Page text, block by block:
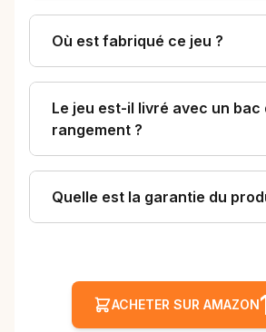
Où est fabriqué ce jeu ?
Le jeu est-il livré avec un bac
rangement ?
Quelle est la garantie du
ACHETER SUR AMAZON